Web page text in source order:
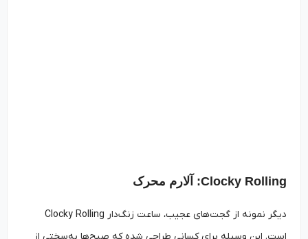
Clocky Rolling: آلارم محرک
دیگر نمونه از گجت‌های عجیب، ساعت زنگ‌دار Clocky Rolling